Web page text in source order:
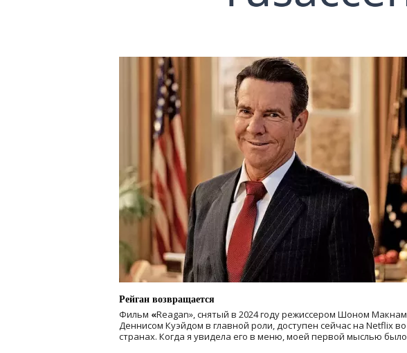
Рейган возвращается
Фильм «Reagan», снятый в 2024 годурежиссером Шоном
Деннисом Куэйдом в главной роли, доступен сейчас на Netflix
странах. Когда я увидела его в меню, моей первой мыслью